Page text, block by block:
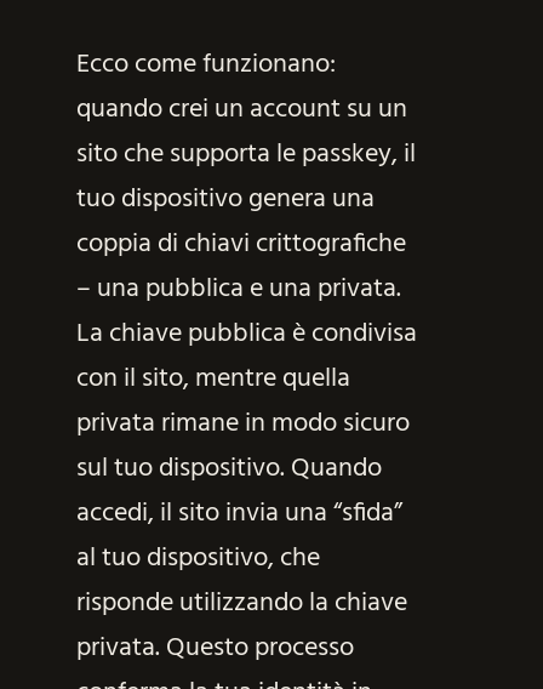
Ecco come funzionano:
quando crei un account su un
sito che supporta le passkey, il
tuo dispositivo genera una
coppia di chiavi crittografiche
– una pubblica e una privata.
La chiave pubblica è condivisa
con il sito, mentre quella
privata rimane in modo sicuro
sul tuo dispositivo. Quando
accedi, il sito invia una “sfida”
al tuo dispositivo, che
risponde utilizzando la chiave
privata. Questo processo